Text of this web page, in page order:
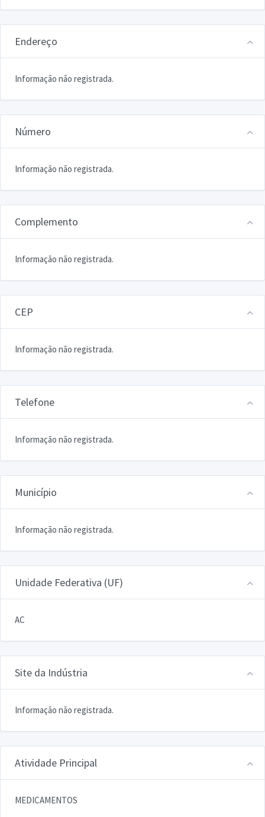
Endereço
Informação não registrada.
Número
Informação não registrada.
Complemento
Informação não registrada.
CEP
Informação não registrada.
Telefone
Informação não registrada.
Município
Informação não registrada.
Unidade Federativa (UF)
AC
Site da Indústria
Informação não registrada.
Atividade Principal
MEDICAMENTOS